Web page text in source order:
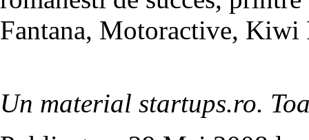
Fantana, Motoractive,
Un material startups.ro.